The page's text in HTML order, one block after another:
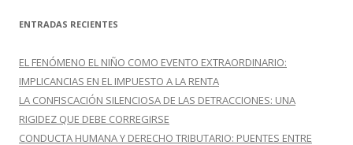
c
r
:
ENTRADAS RECIENTES
EL FENÓMENO EL NIÑO COMO EVENTO EXTRAORDINARIO:
IMPLICANCIAS EN EL IMPUESTO A LA RENTA
LA CONFISCACIÓN SILENCIOSA DE LAS DETRACCIONES: UNA
RIGIDEZ QUE DEBE CORREGIRSE
CONDUCTA HUMANA Y DERECHO TRIBUTARIO: PUENTES ENTRE